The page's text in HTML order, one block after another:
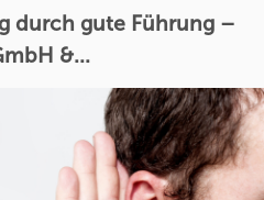
durch gute Führung –
&...